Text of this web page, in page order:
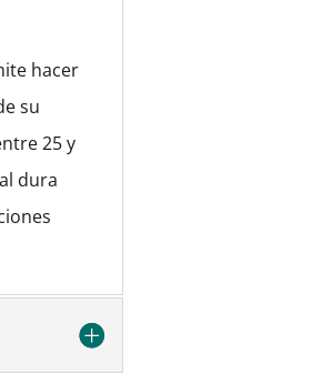
hacer
su
25 y
dura